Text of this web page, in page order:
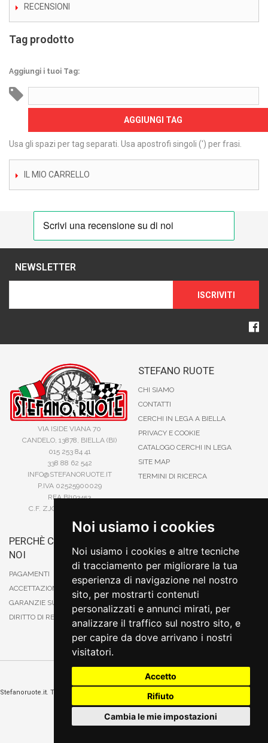
Noi usiamo i cookies
Noi usiamo i cookies e altre tecniche
di tracciamento per migliorare la tua
esperienza di navigazione nel nostro
sito, per mostrarti contenuti
personalizzati e annunci mirati, per
analizzare il traffico sul nostro sito, e
per capire da dove arrivano i nostri
visitatori.
Accetto
Rifiuto
Cambia le mie impostazioni
RECENSIONI
Tag prodotto
Aggiungi i tuoi Tag:
AGGIUNGI TAG
Usa gli spazi per tag separati. Usa apostrofi singoli (') per frasi.
IL MIO CARRELLO
NEWSLETTER
ISCRIVITI
VIA ISIDE VIANA 70
CANDELO, 13878, BIELLA (BI)
015 253 84 41
338 88 62 542
INFO@STEFANORUOTE.IT
P.IVA 02525900029
REA BI193453
C.F. ZJOSFN73H14A859X
STEFANO RUOTE
CHI SIAMO
CONTATTI
CERCHI IN LEGA A BIELLA
PRIVACY E COOKIE
CATALOGO CERCHI IN LEGA
SITE MAP
TERMINI DI RICERCA
PERCHÈ COMPRARE DA
NOI
PAGAMENTI
ACCETTAZIONE DEGLI ORDINI
GARANZIE SUI PRODOTTI
DIRITTO DI RECESSO
CARTA DI CREDITO
PAYPAL
CONTRASSEGNO
POSTEPAY
Stefanoruote.it. Tutti i diritti riservati. E' vietata la riproduzione anche parziali. Prezzi e
promozioni validi salvo errori o omissioni